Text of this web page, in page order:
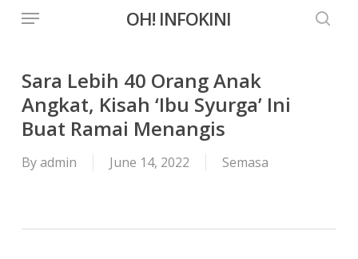
content
OH! INFOKINI
Menu
Sara Lebih 40 Orang Anak
Angkat, Kisah ‘Ibu Syurga’ Ini
Buat Ramai Menangis
Byadmin June 14, 2022 Semasa